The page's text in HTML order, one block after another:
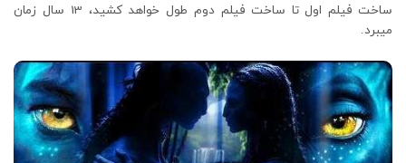
ساخت فیلم اول تا ساخت فیلم دوم طول خواهد کشید، 13 سال زمان
میبرد.